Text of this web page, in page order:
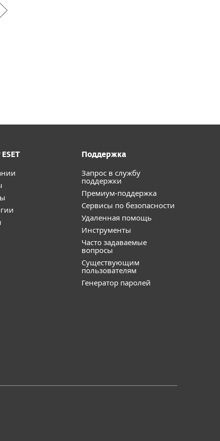
Поддержка
Запрос в службу
поддержки
Премиум-поддержка
Сервисы по безопасности
Удаленная помощь
Инструменты
Часто задаваемые
вопросы
Существующим
пользователям
Генератор паролей